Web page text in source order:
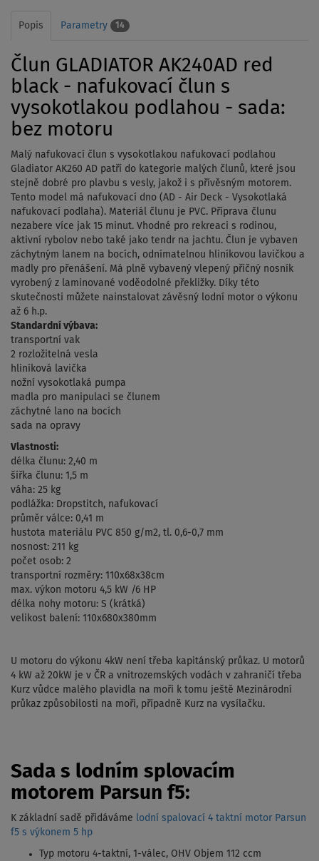
Popis Parametry 14
Člun GLADIATOR AK240AD red
black - nafukovací člun s
vysokotlakou podlahou - sada:
bez motoru
Malý nafukovací člun s vysokotlakou nafukovací podlahou
Gladiator AK260 AD patří do kategorie malých člunů, které jsou
stejně dobré pro plavbu s vesly, jakož i s přívěsným motorem.
Tento model má nafukovací dno (AD - Air Deck - Vysokotlaká
nafukovací podlaha). Materiál člunu je PVC. Příprava člunu
nezabere více jak 15 minut. Vhodné pro rekreaci s rodinou,
aktivní rybolov nebo také jako tendr na jachtu. Člun je vybaven
záchytným lanem na bocích, odnímatelnou hliníkovou lavičkou a
madly pro přenášení. Má plně vybavený vlepený příčný nosník
vyrobený z laminované voděodolné překližky. Díky této
skutečnosti můžete nainstalovat závěsný lodní motor o výkonu
až 6 h.p.
Standardní výbava:
transportní vak
2 rozložitelná vesla
hliníková lavička
nožní vysokotlaká pumpa
madla pro manipulaci se člunem
záchytné lano na bocích
sada na opravy
Vlastnosti:
délka člunu: 2,40 m
šířka člunu: 1,5 m
váha: 25 kg
podlážka: Dropstitch, nafukovací
průměr válce: 0,41 m
hustota materiálu PVC 850 g/m2, tl. 0,6-0,7 mm
nosnost: 211 kg
počet osob: 2
transportní rozměry: 110x68x38cm
max. výkon motoru 4,5 kW /6 HP
délka nohy motoru: S (krátká)
velikost balení: 110x680x380mm
U motoru do výkonu 4kW není třeba kapitánský průkaz. U motorů
4 kW až 20kW je v ČR a vnitrozemských vodách v zahraničí třeba
Kurz vůdce malého plavidla na moři k tomu ještě Mezinárodní
průkaz způsobilosti na moři, případně Kurz na vysílačku.
Sada s lodním splovacím
motorem Parsun f5:
K základní sadě přidáváme
lodní spalovací 4 taktní motor Parsun
f5 s výkonem 5 hp
Typ motoru 4-taktní, 1-válec, OHV Objem 112 ccm